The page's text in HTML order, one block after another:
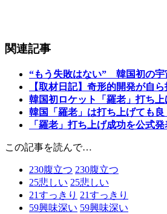
関連記事
“もう失敗はない” 韓国初の宇
【取材日記】奇形的開発が自
韓国初ロケット「羅老」打ち
韓国「羅老」は打ち上げても
「羅老」打ち上げ成功を公式
この記事を読んで…
230腹立つ 230腹立つ
25悲しい 25悲しい
21すっきり 21すっきり
59興味深い 59興味深い